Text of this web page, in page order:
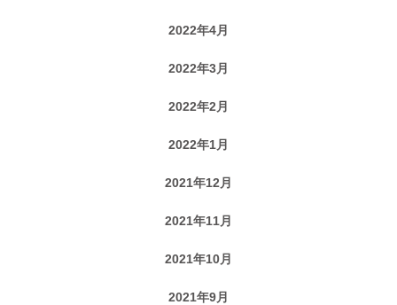
2022年4月
2022年3月
2022年2月
2022年1月
2021年12月
2021年11月
2021年10月
2021年9月